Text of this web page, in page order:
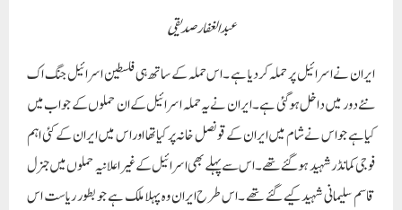
عبدالغفارصدیقی
ایران نے اسرائیل پر حملہ کردیا ہے ۔اس حملہ کے ساتھ ہی فلسطین اسرائیل جنگ اک
نئے دور میں داخل ہوگئی ہے ۔ایران نے یہ حملہ اسرائیل کے ان حملوں کے جواب میں
کیا ہے جو اس نے شام میں ایران کے قونصل خانہ پر کیا تھا اور اس میں ایران کے کئی اہم
فوجی کمانڈر شہید ہوگئے تھے ۔اس سے پہلے بھی اسرائیل کے غیر اعلانیہ حملوں میں جنرل
قاسم سلیمانی شہید کیے گئے تھے ۔اس طرح ایران وہ پہلا ملک ہے جو بطور ریاست اس